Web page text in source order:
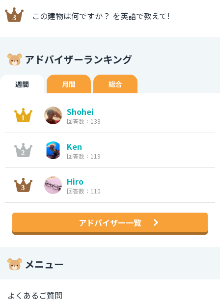
この建物は何ですか？ を英語で教えて!
アドバイザーランキング
週間 月間 総合
Shohei
回答数：138
Ken
回答数：119
Hiro
回答数：110
アドバイザー一覧
メニュー
よくあるご質問